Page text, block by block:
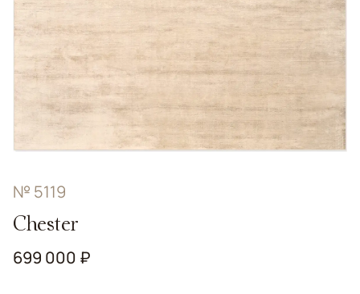
№ 5119
Chester
699 000 ₽